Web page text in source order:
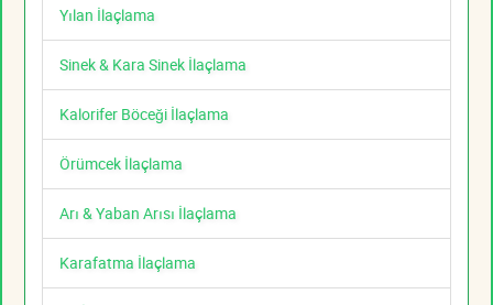
Yılan İlaçlama
Sinek & Kara Sinek İlaçlama
Kalorifer Böceği İlaçlama
Örümcek İlaçlama
Arı & Yaban Arısı İlaçlama
Karafatma İlaçlama